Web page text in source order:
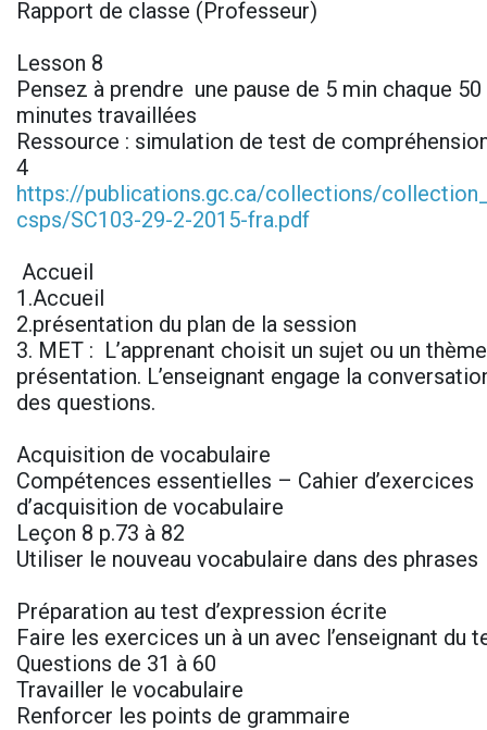
Rapport de classe (Professeur)
Lesson 8
Pensez à prendre une pause de 5 min chaque 50
minutes travaillées
Ressource : simulation de test de
4
https://publications.gc.ca/collections/
csps/SC103-29-2-2015-fra.pdf
Accueil
1.Accueil
2.présentation du plan de la session
3. MET : L’apprenant choisit un sujet ou un
présentation. L’enseignant engage la
des questions.
Acquisition de vocabulaire
Compétences essentielles – Cahier d’exercices
d’acquisition de vocabulaire
Leçon 8 p.73 à 82
Utiliser le nouveau vocabulaire dans des phrases
Préparation au test d’expression écrite
Faire les exercices un à un avec l’enseignant du
Questions de 31 à 60
Travailler le vocabulaire
Renforcer les points de grammaire